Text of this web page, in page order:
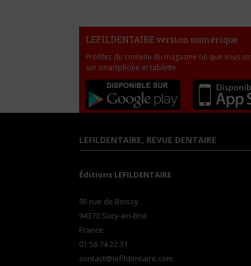
LEFILDENTAIRE version numérique
Profitez du contenu du magazine où que vous
sur smartphone et tablette
LEFILDENTAIRE, REVUE DENTAIRE
Éditions LEFILDENTAIRE
95 rue de Boissy
94370 Sucy-en-Brie
France
01 56 74 22 31
contact@lefildentaire.com